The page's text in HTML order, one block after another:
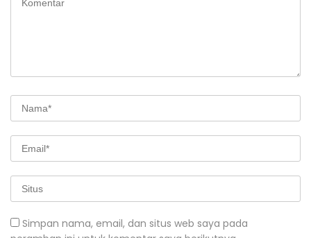
Simpan nama, email, dan situs web saya pada